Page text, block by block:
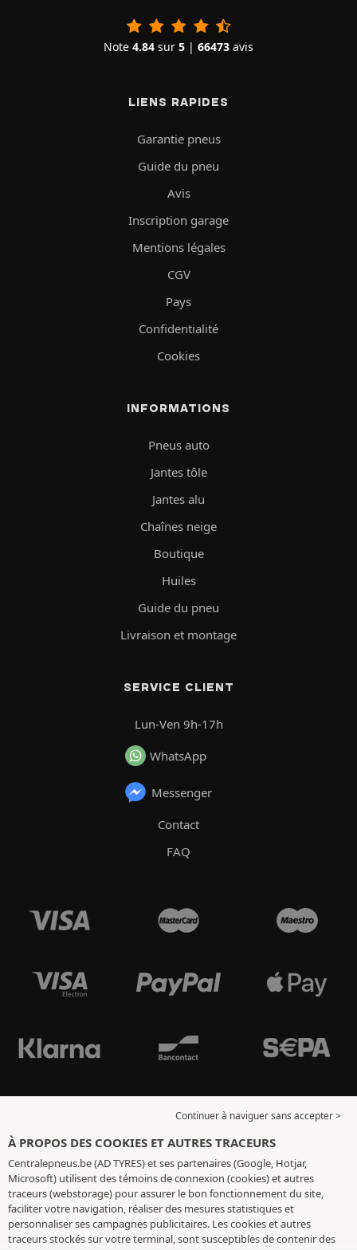
Note 4.84 sur 5 | 66473 avis
LIENS RAPIDES
Garantie pneus
Guide du pneu
Avis
Inscription garage
Mentions légales
CGV
Pays
Confidentialité
Cookies
INFORMATIONS
Pneus auto
Jantes tôle
Jantes alu
Chaînes neige
Boutique
Huiles
Guide du pneu
Livraison et montage
SERVICE CLIENT
Lun-Ven 9h-17h
WhatsApp
Messenger
Contact
FAQ
Continuer à naviguer sans accepter >
À PROPOS DES COOKIES ET AUTRES TRACEURS
Centralepneus.be (AD TYRES) et ses partenaires (Google, Hotjar,
Microsoft) utilisent des témoins de connexion (cookies) et autres
traceurs (webstorage) pour assurer le bon fonctionnement du site,
faciliter votre navigation, réaliser des mesures statistiques et
personnaliser ses campagnes publicitaires. Les cookies et autres
traceurs stockés sur votre terminal, sont susceptibles de contenir des